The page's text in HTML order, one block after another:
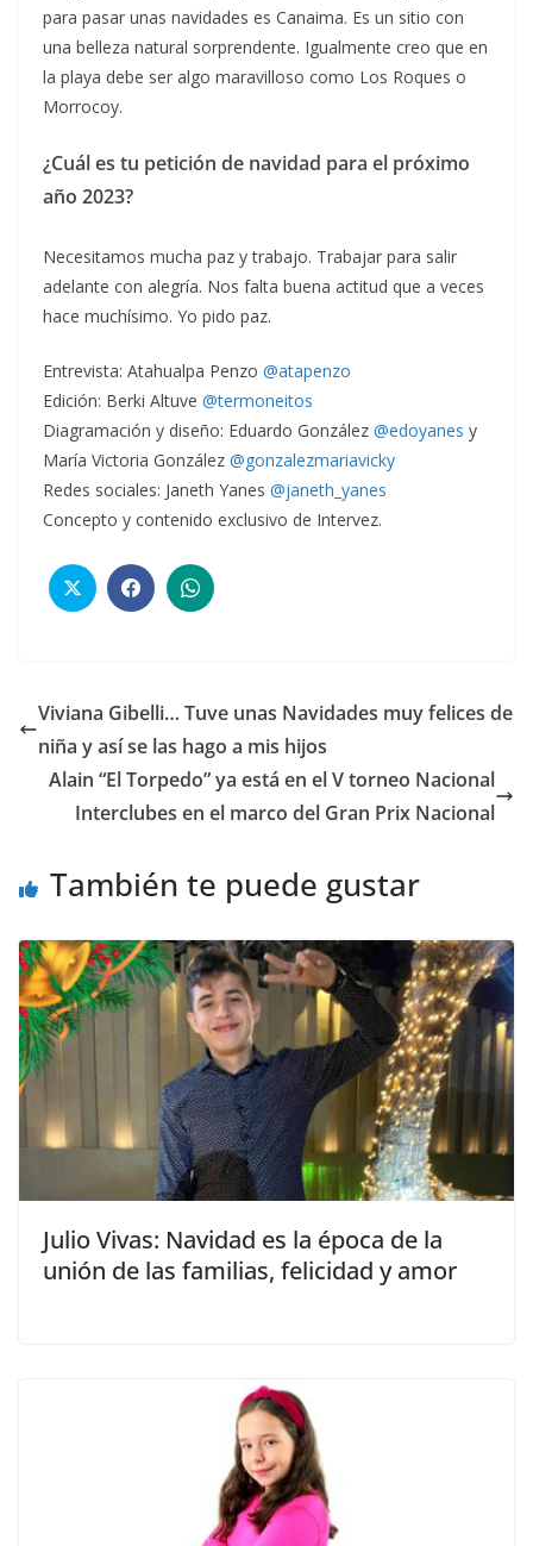
para pasar unas navidades es Canaima. Es un sitio con
una belleza natural sorprendente. Igualmente creo que en
la playa debe ser algo maravilloso como Los Roques o
Morrocoy.
¿Cuál es tu petición de navidad para el próximo
año 2023?
Necesitamos mucha paz y trabajo. Trabajar para salir
adelante con alegría. Nos falta buena actitud que a veces
hace muchísimo. Yo pido paz.
Entrevista: Atahualpa Penzo @atapenzo
Edición: Berki Altuve @termoneitos
Diagramación y diseño: Eduardo González @edoyanes y
María Victoria González @gonzalezmariavicky
Redes sociales: Janeth Yanes @janeth_yanes
Concepto y contenido exclusivo de Intervez.
Viviana Gibelli… Tuve unas Navidades muy felices de
niña y así se las hago a mis hijos
Alain “El Torpedo” ya está en el V torneo Nacional
Interclubes en el marco del Gran Prix Nacional
También te puede gustar
Julio Vivas: Navidad es la época de la
unión de las familias, felicidad y amor